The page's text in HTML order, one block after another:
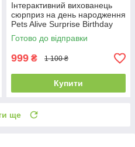
Інтерактивний вихованець
сюрприз на день народження
Pets Alive Surprise Birthday
Party Shop
Готово до відправки
999 ₴ 1 100 ₴
Купити
ще